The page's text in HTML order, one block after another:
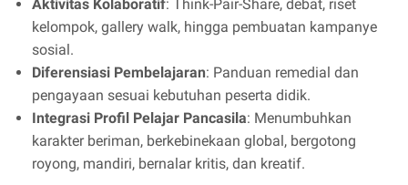
Aktivitas Kolaboratif: Think-Pair-Share, debat, riset
kelompok, gallery walk, hingga pembuatan kampanye
sosial.
Diferensiasi Pembelajaran: Panduan remedial dan
pengayaan sesuai kebutuhan peserta didik.
Integrasi Profil Pelajar Pancasila: Menumbuhkan
karakter beriman, berkebinekaan global, bergotong
royong, mandiri, bernalar kritis, dan kreatif.